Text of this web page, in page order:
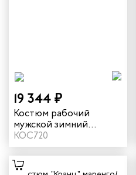
19 344 ₽
Костюм рабочий
мужской зимний
"Кранц-Норд" 4 и
особый климатический
пояс цвет маренго/
черный/голубой
КОС720